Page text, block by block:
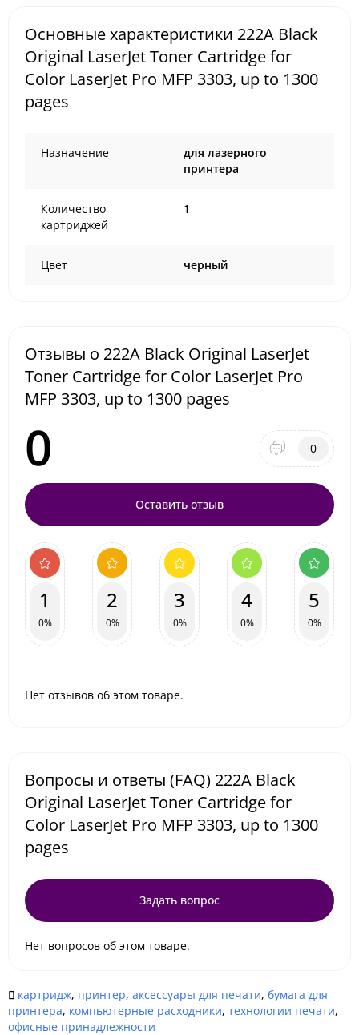
Основные характеристики 222A Black
Original LaserJet Toner Cartridge for
Color LaserJet Pro MFP 3303, up to 1300
pages
Назначение
для лазерного
принтера
Количество
картриджей
1
Цвет черный
Отзывы о 222A Black Original LaserJet
Toner Cartridge for Color LaserJet Pro
MFP 3303, up to 1300 pages
0 0
Оставить отзыв
1
0%
2
0%
3
0%
4
0%
5
0%
Нет отзывов об этом товаре.
Вопросы и ответы (FAQ) 222A Black
Original LaserJet Toner Cartridge for
Color LaserJet Pro MFP 3303, up to 1300
pages
Задать вопрос
Нет вопросов об этом товаре.
картридж, принтер, аксессуары для печати, бумага для
принтера, компьютерные расходники, технологии печати,
офисные принадлежности